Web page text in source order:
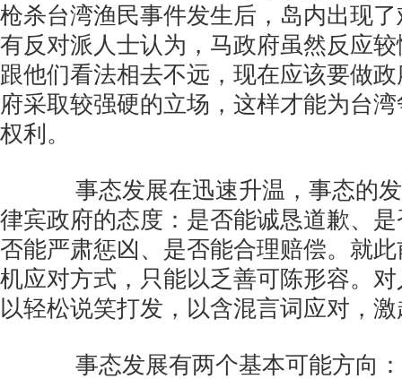
枪杀台湾渔民事件发生后，岛内出现
有反对派人士认为，马政府虽然反应
跟他们看法相去不远，现在应该要做
府采取较强硬的立场，这样才能为台
权利。
事态发展在迅速升温，事态的发
律宾政府的态度：是否能诚恳道歉、
否能严肃惩凶、是否能合理赔偿。就
机应对方式，只能以乏善可陈形容。
以轻松说笑打发，以含混言词应对，
事态发展有两个基本可能方向：